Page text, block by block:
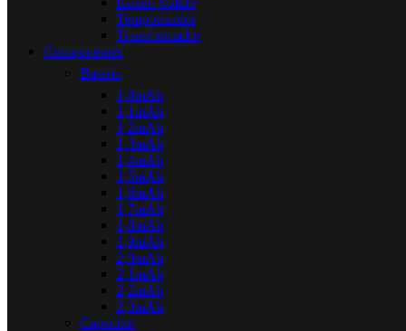
Temporizador
Transformador
Componentes
Bateria
1,0mAh
1,1mAh
1,2mAh
1,3mAh
1,4mAh
1,5mAh
1,6mAh
1,7mAh
1,8mAh
1,9mAh
2,0mAh
2,1mAh
2,2mAh
2,3mAh
Capacitor